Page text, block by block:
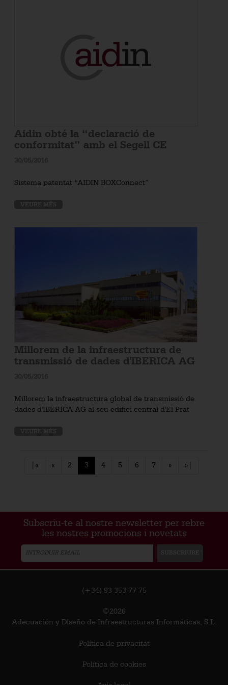
Aidin obté la “declaració de
conformitat” amb el Segell CE
Sistema patentat “AIDIN BOXConnect”
Millorem de la infraestructura de
transmissió de dades d'IBERICA AG
Millorem la infraestructura global de transmissió de
dades d'IBERICA AG al seu edifici central d'El Prat
|« « 2 3 4 5 6 7 » »|
Subscriu-te al nostre newsletter per rebre
les nostres promocions i novetats
(+34) 93 353 77 75
©2026
Adecuación y Diseño de Infraestructuras Informáticas, S.L.
Política de privacitat
Política de cookies